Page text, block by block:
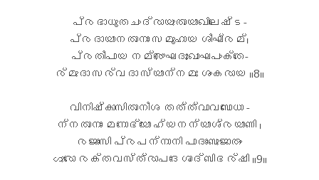
പ്രഭാധൂതചംദ്രായുതായാഖിലേഷ്ട-
പ്രദായാനതാനാം സമൂഹായ ശീഘ്രമ്।
പ്രതീപായ നമ്രൌഘദുഃഖാഘപംക്തേ-
ര്മുദാ സര്വദാ സ്യാന്നമഃ ശംകരായ ॥8॥
വിനിഷ്കാസിതാനീശ തത്ത്വാവബോധാ -
ന്നതാനാം മനോഭ്യോ ഹ്യനന്യാശ്രയാണി ।
രജാംസി പ്രപന്നാനി പാദാംബുജാതം
ഗുരോ രക്തവസ്ത്രാപദേശാദ്ബിഭര്ഷി ॥9॥